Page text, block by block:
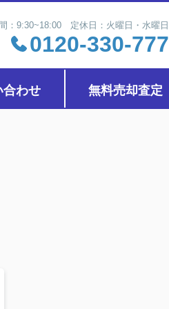
：9:30~18:00 定休日：火曜日・水曜日
0120-330-777
合わせ 無料売却査定